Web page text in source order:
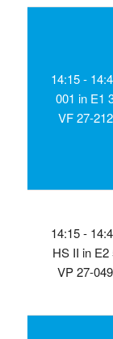
14:15 ‑
001 in E1
VF 27-212
14:15 ‑
HS II in E2
VP 27-049